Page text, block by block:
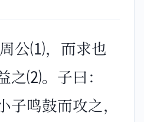
公⑴，而求也
之⑵。子曰：
子鸣鼓而攻之，